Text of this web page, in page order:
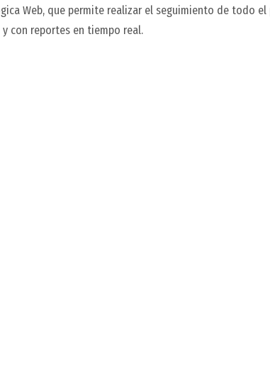
Web, que permite realizar el seguimiento de todo
con reportes en tiempo real.